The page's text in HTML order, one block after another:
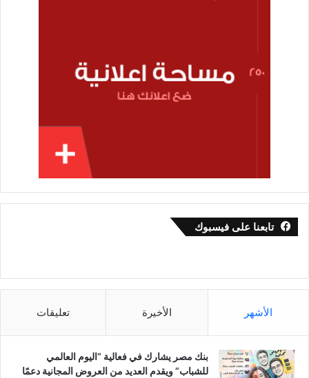
تابعنا على فيسبوك
الأشهر الأخيرة تعليقات
بنك مصر يشارك في فعالية “اليوم العالمي
للشباب” ويقدم العديد من العروض المجانية دعمًا